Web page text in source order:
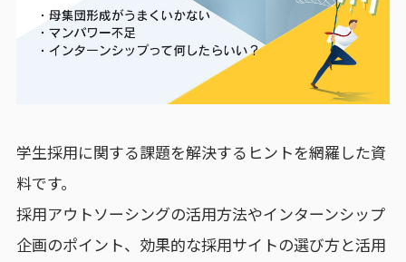
学生採用に関する課題を解決するヒントを網羅した資
料です。
採用アウトソーシングの活用方法やインターンシップ
企画のポイント、効果的な採用サイトの選び方と活用